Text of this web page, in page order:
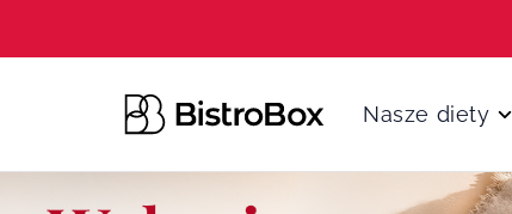
Nasze diety